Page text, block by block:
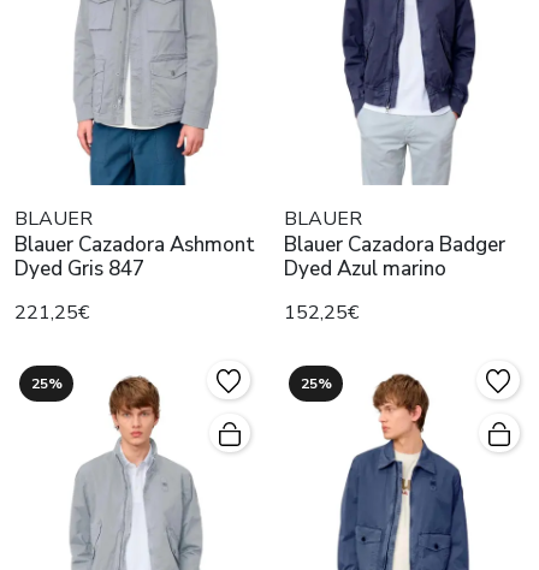
BLAUER
Blauer Cazadora Ashmont
Dyed Gris 847
221,25€
BLAUER
Blauer Cazadora Badger
Dyed Azul marino
152,25€
25% 25%